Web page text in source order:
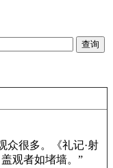
众很多。《礼记·射
观者如堵墙。”